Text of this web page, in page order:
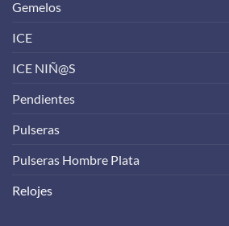
Gemelos
ICE
ICE NIÑ@S
Pendientes
Pulseras
Pulseras Hombre Plata
Relojes